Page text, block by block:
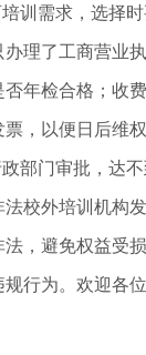
训需求，选择
理了工商营
年检合格；
以便日后维
部门审批，达
校外培训机
，避免权益受损
行为。欢迎各